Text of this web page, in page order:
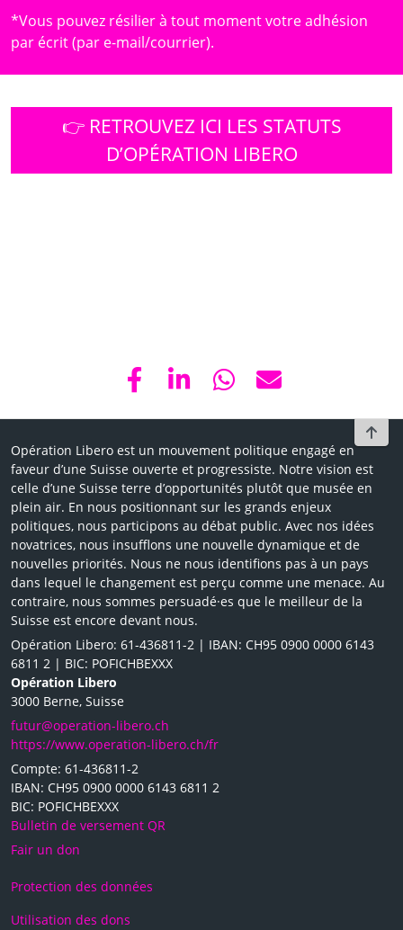
*Vous pouvez résilier à tout moment votre adhésion
par écrit (par e-mail/courrier).
👉 RETROUVEZ ICI LES STATUTS
D’OPÉRATION LIBERO
Opération Libero est un mouvement politique engagé en
faveur d’une Suisse ouverte et progressiste. Notre vision est
celle d’une Suisse terre d’opportunités plutôt que musée en
plein air. En nous positionnant sur les grands enjeux
politiques, nous participons au débat public. Avec nos idées
novatrices, nous insufflons une nouvelle dynamique et de
nouvelles priorités. Nous ne nous identifions pas à un pays
dans lequel le changement est perçu comme une menace. Au
contraire, nous sommes persuadé·es que le meilleur de la
Suisse est encore devant nous.
Opération Libero: 61-436811-2 | IBAN: CH95 0900 0000 6143
6811 2 | BIC: POFICHBEXXX
Opération Libero
3000 Berne, Suisse
futur@operation-libero.ch
https://www.operation-libero.ch/fr
Compte: 61-436811-2
IBAN: CH95 0900 0000 6143 6811 2
BIC: POFICHBEXXX
Bulletin de versement QR
Fair un don
Protection des données
Utilisation des dons
To